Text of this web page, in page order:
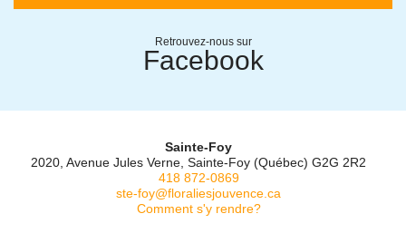
Retrouvez-nous sur
Facebook
Sainte-Foy
2020, Avenue Jules Verne, Sainte-Foy (Québec) G2G 2R2
418 872-0869
ste-foy@floraliesjouvence.ca
Comment s'y rendre?